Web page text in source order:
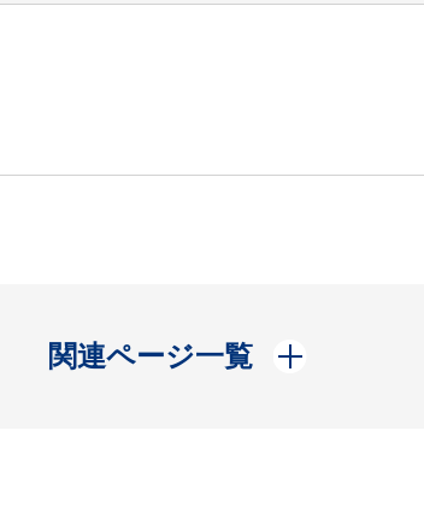
関連ページ一覧
開く